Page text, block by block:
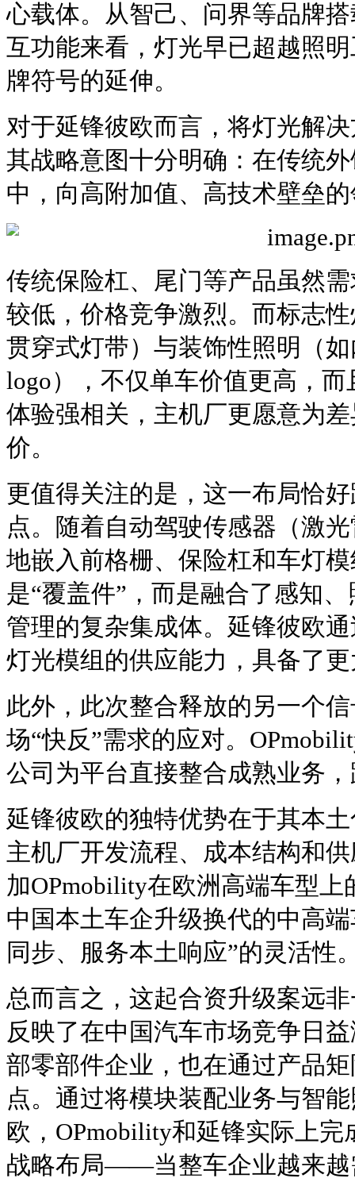
心载体。从智己、问界等品牌
互功能来看，灯光早已超越照
牌符号的延伸。
对于延锋彼欧而言，将灯光解
其战略意图十分明确：在传统
中，向高附加值、高技术壁垒
传统保险杠、尾门等产品虽然
较低，价格竞争激烈。而标志
贯穿式灯带）与装饰性照明（
logo），不仅单车价值更高，
体验强相关，主机厂更愿意为
价。
更值得关注的是，这一布局恰
点。随着自动驾驶传感器（激
地嵌入前格栅、保险杠和车灯
是“覆盖件”，而是融合了感知
管理的复杂集成体。延锋彼欧
灯光模组的供应能力，具备了
此外，此次整合释放的另一个
场“快反”需求的应对。
公司为平台直接整合成熟业务
延锋彼欧的独特优势在于其本
主机厂开发流程、成本结构和
加OPmobility在欧洲高端车型
中国本土车企升级换代的中高
同步、服务本土响应”的灵活性
总而言之，这起合资升级案远
反映了在中国汽车市场竞争日
部零部件企业，也在通过产品
点。通过将模块装配业务与智
欧，OPmobility和延锋实际上
战略布局——当整车企业越来越